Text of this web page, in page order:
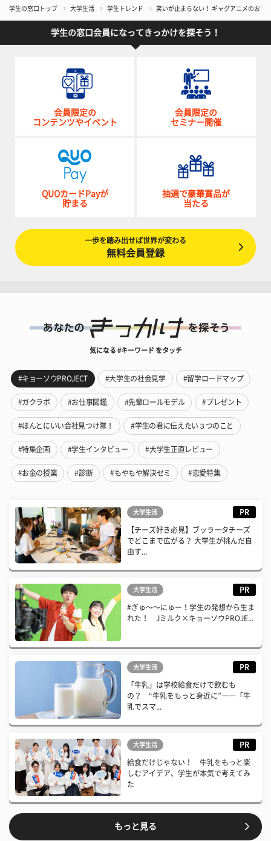
学生の窓口トップ 大学生活 学生トレンド 笑いが止まらない！ ギャグアニメのおす
学生の窓口会員になってきっかけを探そう！
会員限定の
コンテンツやイベント
会員限定の
セミナー開催
QUOカードPayが
貯まる
抽選で豪華賞品が
当たる
一歩を踏み出せば世界が変わる
無料会員登録
気になる #キーワード をタッチ
#キョーソウPROJECT #大学生の社会見学 #留学ロードマップ
#ガクラボ #お仕事図鑑 #先輩ロールモデル #プレゼント
#ほんとにいい会社見つけ隊！ #学生の君に伝えたい３つのこと
#特集企画 #学生インタビュー #大学生正直レビュー
#お金の授業 #診断 #もやもや解決ゼミ #恋愛特集
大学生活 PR
【チーズ好き必見】ブッラータチーズ
でどこまで広がる？ 大学生が挑んだ自
由す...
大学生活 PR
#ぎゅ〜〜にゅー！学生の発想から生ま
れた！ Jミルク×キョーソウPROJE...
大学生活 PR
「牛乳」は学校給食だけで飲むも
の？ “牛乳をもっと身近に”――「牛
乳でスマ...
大学生活 PR
給食だけじゃない！ 牛乳をもっと楽
しむアイデア、学生が本気で考えてみ
た
もっと見る